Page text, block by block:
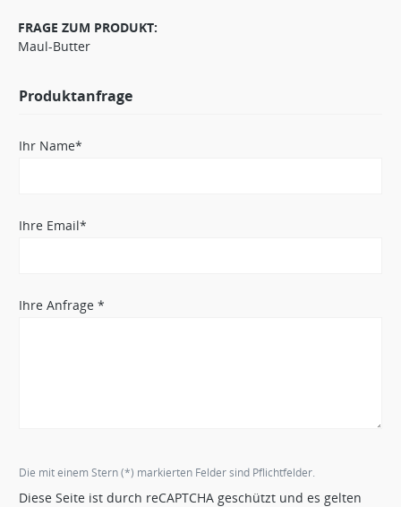
FRAGE ZUM PRODUKT:
Maul-Butter
Produktanfrage
Ihr Name*
Ihre Email*
Ihre Anfrage *
Die mit einem Stern (*) markierten Felder sind Pflichtfelder.
Diese Seite ist durch reCAPTCHA geschützt und es gelten